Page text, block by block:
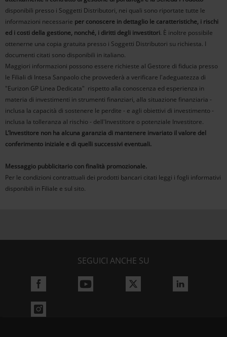
disponibili presso i Soggetti Distributori, nei quali sono riportate tutte le
informazioni necessarie per conoscere in dettaglio le caratteristiche, i rischi
ed i costi della gestione, nonché, i diritti degli investitori. È inoltre possibile
ottenerne una copia gratuita presso i Soggetti Distributori su richiesta. I
documenti citati sono disponibili in italiano.
Maggiori informazioni possono essere richieste al Gestore di fiducia presso
le Filiali di Intesa Sanpaolo che provvederà a verificare l'adeguatezza di
"Eurizon GP Linea Dedicata" rispetto alla conoscenza ed esperienza in
materia di investimenti in strumenti finanziari, alla situazione finanziaria -
inclusa la capacità di sostenere le perdite - e agli obiettivi di investimento -
inclusa la tolleranza al rischio - dell'Investitore o potenziale Investitore.
L’Investitore non ha alcuna garanzia di mantenere invariato il valore del
conferimento iniziale e di quelli successivi eventuali.
Messaggio pubblicitario con finalità promozionale.
Per le condizioni contrattuali dei prodotti bancari citati leggi i fogli informativi
disponibili in Filiale e sul sito.
SEGUICI ANCHE SU